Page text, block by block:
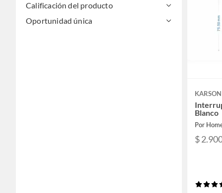
Calificación del producto
Oportunidad única
KARSON
Blanco
Por
$